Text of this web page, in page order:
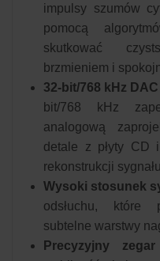
impulsy szumów
pomocą
skutkować
brzmieniem i
32-bit/768 kHz DAC
bit/768 kHz
analogową
detale z płyty CD
rekonstrukcji sygnału
Wysoki stosunek
odsłuchu, które
subtelne warstwy
Precyzyjny